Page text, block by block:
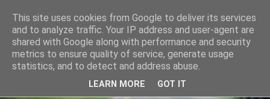
Kärla Jahimeeste Selts
Blogi Saaremaa keskpaiga jahimeeste tegemistest
This site uses cookies from Google to deliver its services
and to analyze traffic. Your IP address and user-agent are
shared with Google along with performance and security
metrics to ensure quality of service, generate usage
statistics, and to detect and address abuse.
LEARN MORE GOT IT